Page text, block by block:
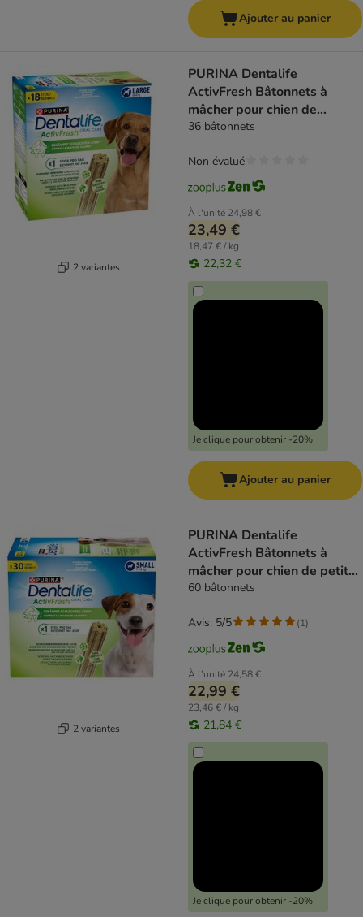
Ajouter au panier
2 variantes
PURINA Dentalife
ActivFresh Bâtonnets à
mâcher pour chien de
grande taille
36 bâtonnets
À l'unité 24,98 €
23,49 €
18,47 € / kg
22,32 €
Je clique pour obtenir -20%
Non évalué
Ajouter au panier
2 variantes
PURINA Dentalife
ActivFresh Bâtonnets à
mâcher pour chien de petite
taille
60 bâtonnets
À l'unité 24,58 €
22,99 €
23,46 € / kg
21,84 €
Je clique pour obtenir -20%
Avis: 5/5 (1)